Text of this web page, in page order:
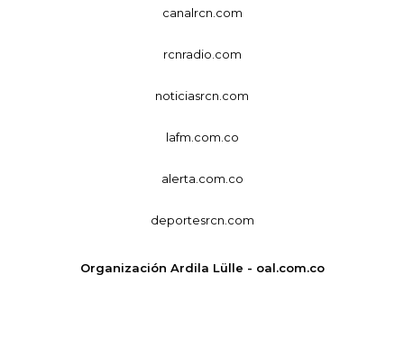
canalrcn.com
rcnradio.com
noticiasrcn.com
lafm.com.co
alerta.com.co
deportesrcn.com
Organización Ardila Lülle - oal.com.co